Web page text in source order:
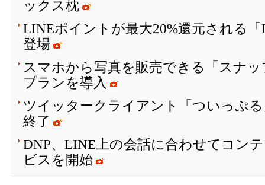
ックス枕
LINEポイントが最大20%還元される
登場
スマホから写真を販売できる「スナ
プランを導入
ツイッタークライアント「ついっぷ
終了
DNP、LINE上の会話に合わせてコン
ビスを開始